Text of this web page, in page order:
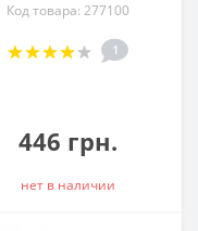
Код товара: 277100
1
446 грн.
нет в наличии